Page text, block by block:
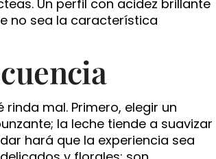
Un perfil con acidez brillante
no sea la característica
mal. Primero, elegir un
la leche tiende a suavizar
hará que la experiencia sea